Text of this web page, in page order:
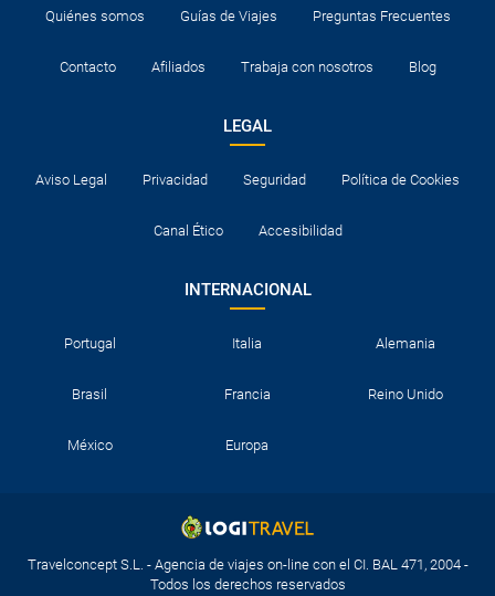
Quiénes somos Guías de Viajes Preguntas Frecuentes
Contacto Afiliados Trabaja con nosotros Blog
LEGAL
Aviso Legal Privacidad Seguridad Política de Cookies
Canal Ético Accesibilidad
INTERNACIONAL
Portugal Italia Alemania
Brasil Francia Reino Unido
México Europa
Travelconcept S.L. - Agencia de viajes on-line con el CI. BAL 471, 2004 -
Todos los derechos reservados